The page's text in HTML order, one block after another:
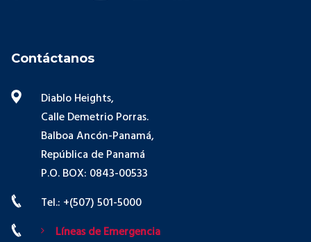
Contáctanos
Diablo Heights,
Calle Demetrio Porras.
Balboa Ancón-Panamá,
República de Panamá
P.O. BOX: 0843-00533
Tel.: +(507) 501-5000
Líneas de Emergencia